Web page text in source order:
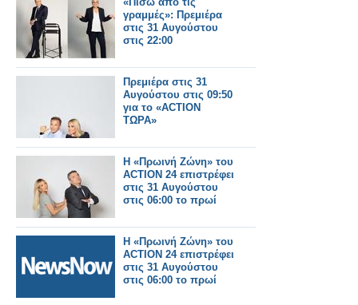
γραμμές»: Πρεμιέρα
στις 31 Αυγούστου
στις 22:00
Πρεμιέρα στις 31
Αυγούστου στις 09:50
για το «ACTION
ΤΩΡΑ»
Η «Πρωινή Ζώνη» του
ACTION 24 επιστρέφει
στις 31 Αυγούστου
στις 06:00 το πρωί
Η «Πρωινή Ζώνη» του
ACTION 24 επιστρέφει
στις 31 Αυγούστου
στις 06:00 το πρωί